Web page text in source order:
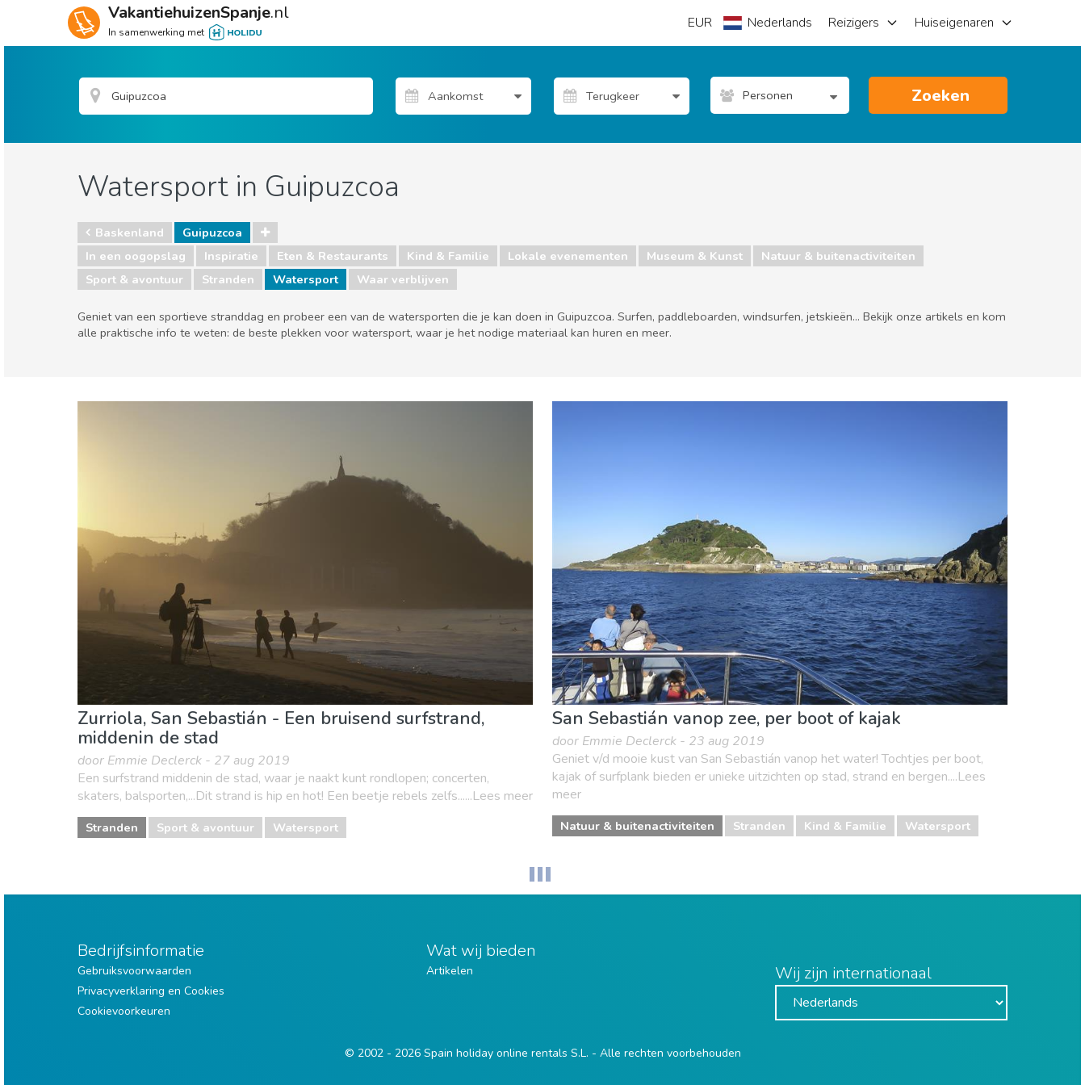
VakantiehuizenSpanje.nl
In samenwerking met
EUR Nederlands Reizigers Huiseigenaren
Personen Zoeken
Watersport in Guipuzcoa
Baskenland
Guipuzcoa
In een oogopslag
Inspiratie Eten & Restaurants Kind & Familie Lokale evenementen Museum & Kunst
Natuur & buitenactiviteiten
Sport & avontuur
Stranden Watersport Waar verblijven
Geniet van een sportieve stranddag en probeer een van de watersporten die je kan doen in Guipuzcoa. Surfen, paddleboarden, windsurfen, jetskieën... Bekijk onze artikels en kom
alle praktische info te weten: de beste plekken voor watersport, waar je het nodige materiaal kan huren en meer.
Zurriola, San Sebastián - Een bruisend surfstrand,
middenin de stad
door Emmie Declerck - 27 aug 2019
Een surfstrand middenin de stad, waar je naakt kunt rondlopen; concerten,
skaters, balsporten,...Dit strand is hip en hot! Een beetje rebels zelfs......Lees meer
Stranden Sport & avontuur Watersport
San Sebastián vanop zee, per boot of kajak
door Emmie Declerck - 23 aug 2019
Geniet v/d mooie kust van San Sebastián vanop het water! Tochtjes per boot,
kajak of surfplank bieden er unieke uitzichten op stad, strand en bergen....Lees
meer
Natuur & buitenactiviteiten Stranden Kind & Familie Watersport
Bedrijfsinformatie
Gebruiksvoorwaarden
Privacyverklaring en Cookies
Cookievoorkeuren
Wat wij bieden
Artikelen Wij zijn internationaal
© 2002 - 2026 Spain holiday online rentals S.L. - Alle rechten voorbehouden